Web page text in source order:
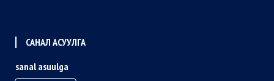
САНАЛ АСУУЛГА
sanal asuulga